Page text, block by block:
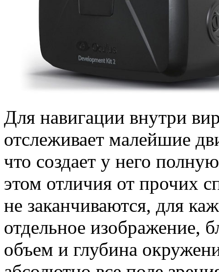
Для навигации внутри
отслеживает малейшие
что создает у него
этом отличия от прочих
не заканчиваются, для
отдельное изображение,
объем и глубина